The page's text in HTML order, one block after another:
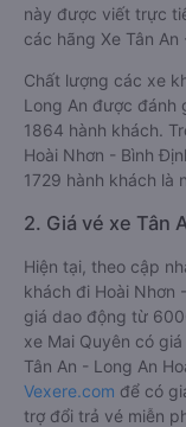
này được viết trực
các hãng Xe Tân
Chất lượng các xe
Long An được đánh
1864 hành khách.
Hoài Nhơn - Bình
1729 hành khách là
2. Giá vé xe Tân
Hiện tại, theo cập
khách đi Hoài Nhơn
giá dao động từ
xe Mai Quyên có
Tân An - Long An
Vexere.com để có
trợ đổi trả vé miễn